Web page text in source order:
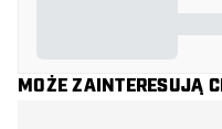
MOŻE ZAINTERESUJĄ